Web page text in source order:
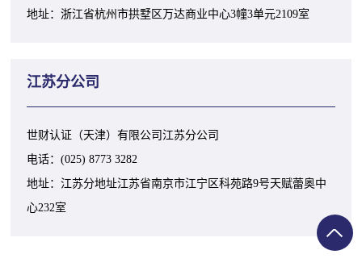
地址：浙江省杭州市拱墅区万达商业中心3幢3单元2109室
江苏分公司
世财认证（天津）有限公司江苏分公司
电话：(025) 8773 3282
地址：江苏分地址江苏省南京市江宁区科苑路9号天赋蕾奥中
心232室